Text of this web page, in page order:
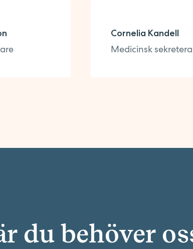
Cornelia Kandell
Medicinsk
du behöver